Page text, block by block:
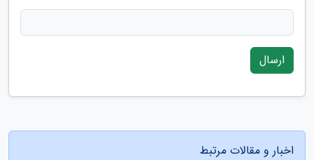
ارسال
اخبار و مقالات مرتبط